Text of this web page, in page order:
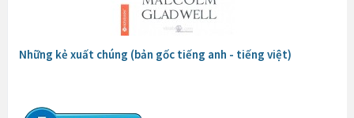
Những kẻ xuất chúng (bản gốc tiếng anh - tiếng việt)